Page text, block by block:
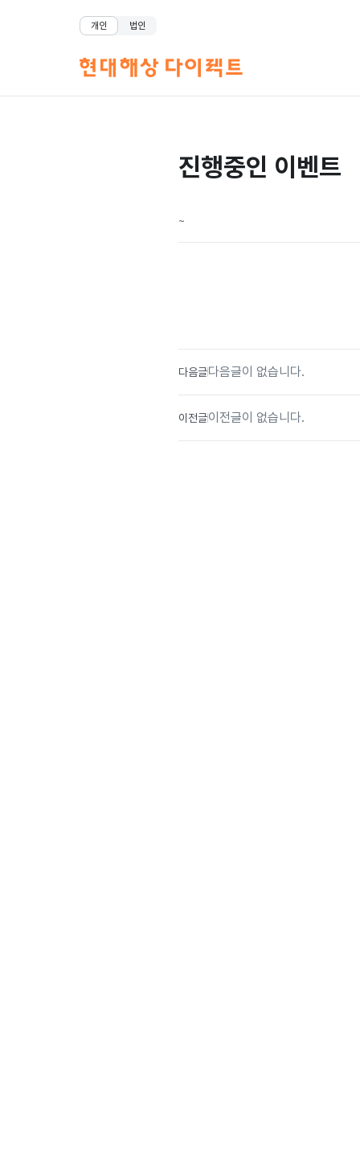
개인 법인
진행중인 이벤트
~
다음글다음글이 없습니다.
이전글이전글이 없습니다.